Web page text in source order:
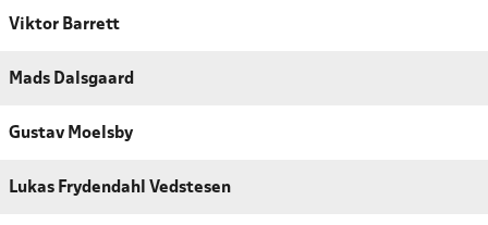
Viktor Barrett
Mads Dalsgaard
Gustav Moelsby
Lukas Frydendahl Vedstesen